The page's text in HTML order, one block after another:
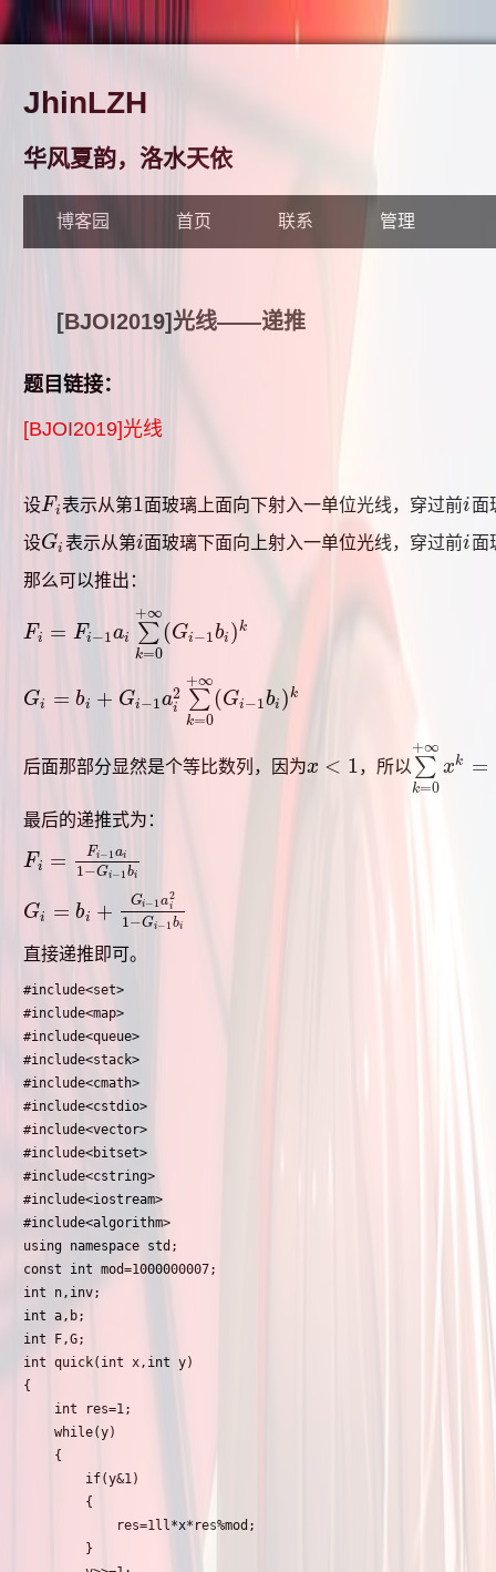
JhinLZH
华风夏韵，洛水天依
博客园 首页 联系 管理
[BJOI2019]光线——递推
题目链接：
[BJOI2019]光线
设Fi
Fi 表示从第1
1面玻璃上面向下射入一单位光线，穿过前i
i 面
设Gi
Gi 表示从第i
i 面玻璃下面向上射入一单位光线，穿过前i
i 面
那么可以推出：
Fi = Fi−1ai ∑
k=0
+∞
(Gi−1bi )k
Fi= Fi−1ai∑k= + ∞ (Gi−1bi)k
Gi = bi + Gi−1a2
i ∑
k=0
+∞
(Gi−1bi )k
Gi= bi+ Gi −1 ai2∑k=0+ ∞ G −1bi)k
后面那部分显然是个等比数列，因为x < 1
x< 1 ，所以 ∑
k=0
+∞
xk =
∑k =0+ ∞xk
最后的递推式为：
Fi = Fi−1ai
1−Gi−1bi
Fi= Fi− 1ai1−Gi−
Gi = bi + Gi−1a2
i
1−Gi−1bi
Gi= bi+ Gi −1 ai21−Gi−
直接递推即可。
#include<set>
#include<map>
#include<queue>
#include<stack>
#include<cmath>
#include<cstdio>
#include<vector>
#include<bitset>
#include<cstring>
#include<iostream>
#include<algorithm>
using namespace std;
const int mod=1000000007;
int n,inv;
int a,b;
int F,G;
int quick(int x,int y)
{